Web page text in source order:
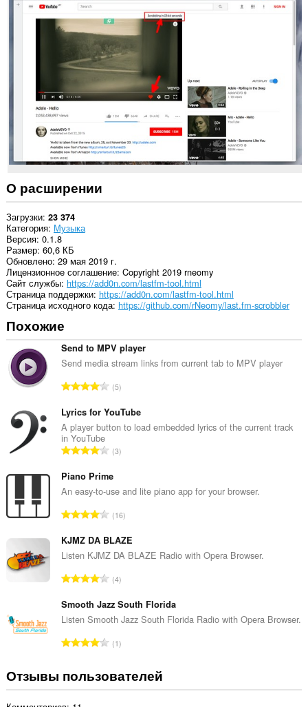
О расширении
Загрузки 23 374
Категория Музыка
Версия 0.1.8
Размер 60,6 КБ
Обновлено 29 мая 2019 г.
Лицензионное соглашение Copyright 2019 rneomy
Cайт службы https://add0n.com/lastfm-tool.html
Страница поддержки https://add0n.com/lastfm-tool.html
Страница исходного кода https://github.com/rNeomy/last.fm-scrobbler
Похожие
Send to MPV player
Send media stream links from current tab to MPV player
В
е
г
о
е
н
о
к
:
5
Lyrics for YouTube
A player button to load embedded lyrics of the current track
in YouTube
В
е
г
о
е
н
о
к
:
3
Piano Prime
An easy-to-use and lite piano app for your browser.
В
е
г
о
е
н
о
к
16
KJMZ DA BLAZE
Listen KJMZ DA BLAZE Radio with Opera Browser.
В
е
г
о
е
н
4
Smooth Jazz South Florida
Listen Smooth Jazz South Florida Radio with Opera Browser.
В
г
1
Отзывы пользователей